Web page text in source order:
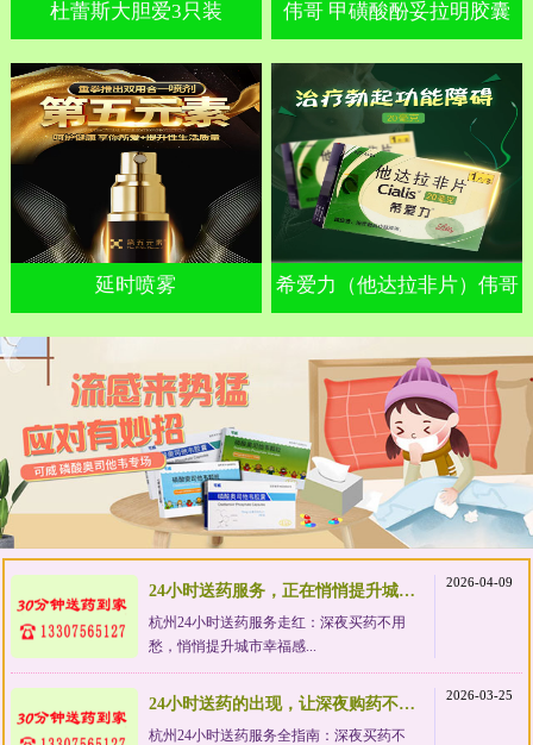
杜蕾斯大胆爱3只装 伟哥 甲磺酸酚妥拉明胶囊
延时喷雾 希爱力（他达拉非片）伟哥
24小时送药服务，正在悄悄提升城市幸福感
杭州24小时送药服务走红：深夜买药不用
愁，悄悄提升城市幸福感...
2026-04-09
24小时送药的出现，让深夜购药不再狼狈
杭州24小时送药服务全指南：深夜买药不
2026-03-25